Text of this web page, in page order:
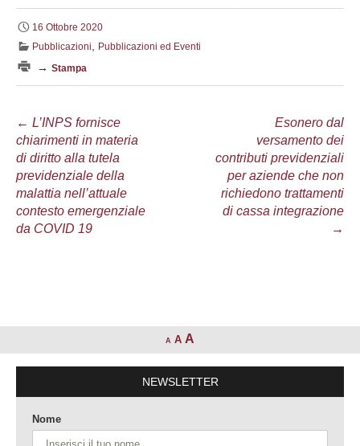
16 Ottobre 2020
Pubblicazioni
Pubblicazioni ed Eventi
→ Stampa
Navigazione
articolo
← L’INPS fornisce
chiarimenti in materia
di diritto alla tutela
previdenziale della
malattia nell’attuale
contesto emergenziale
da COVID 19
Esonero dal
versamento dei
contributi previdenziali
per aziende che non
richiedono trattamenti
di cassa integrazione
→
A A A
NEWSLETTER
Nome